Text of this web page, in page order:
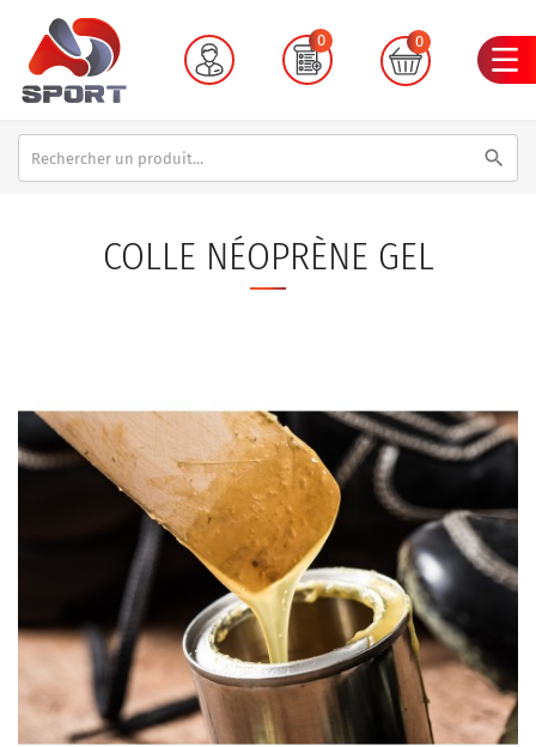
0 0
search
COLLE NÉOPRÈNE GEL